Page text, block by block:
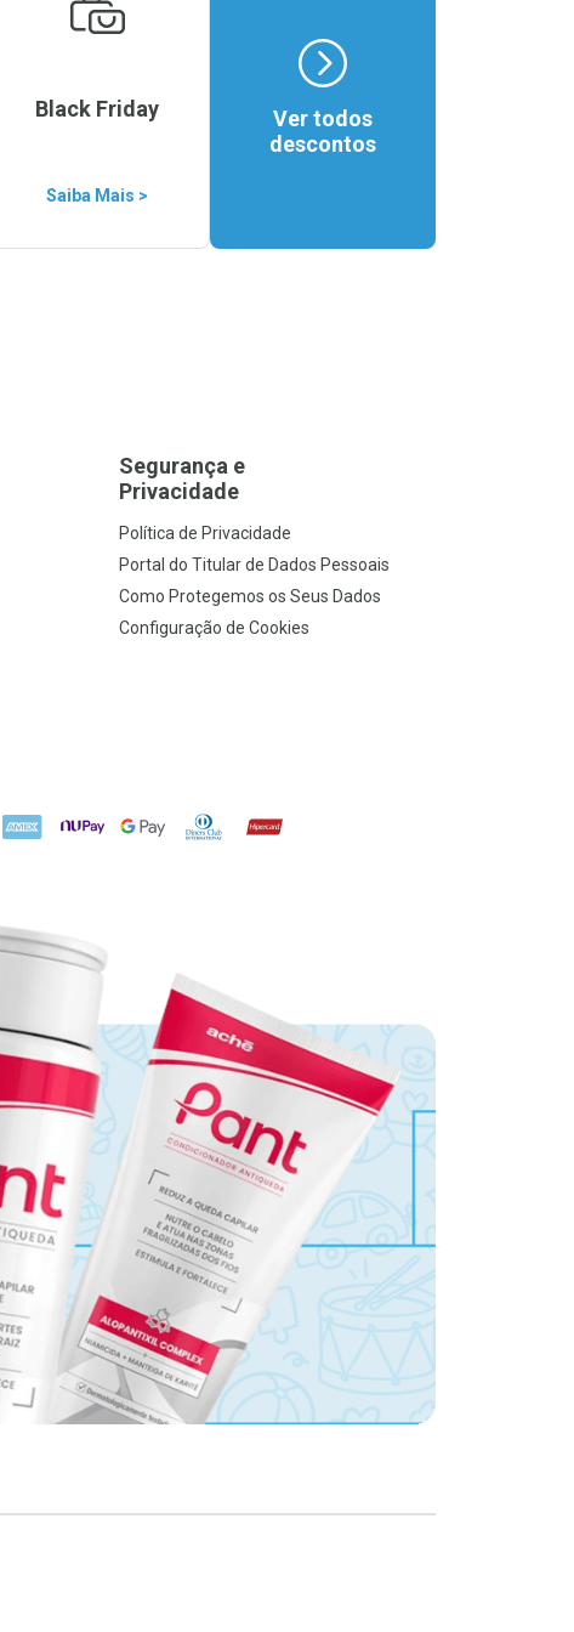
Black Friday
Saiba Mais >
Ver todos
descontos
Segurança e
Privacidade
Política de Privacidade
Portal do Titular de Dados Pessoais
Como Protegemos os Seus Dados
Configuração de Cookies
AMEX NuPay Google PayDiners ClubHipercard